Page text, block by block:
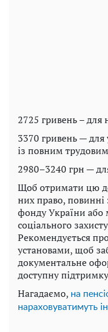
2725 гривень – для
3370 гривень — для
із повним
2980–3240 грн —
Щоб отримати цю
них право, повинні
фонду України або
соціального
Рекомендується
установами, щоб
документальне
доступну
Нагадаємо, на
нараховуватимуть